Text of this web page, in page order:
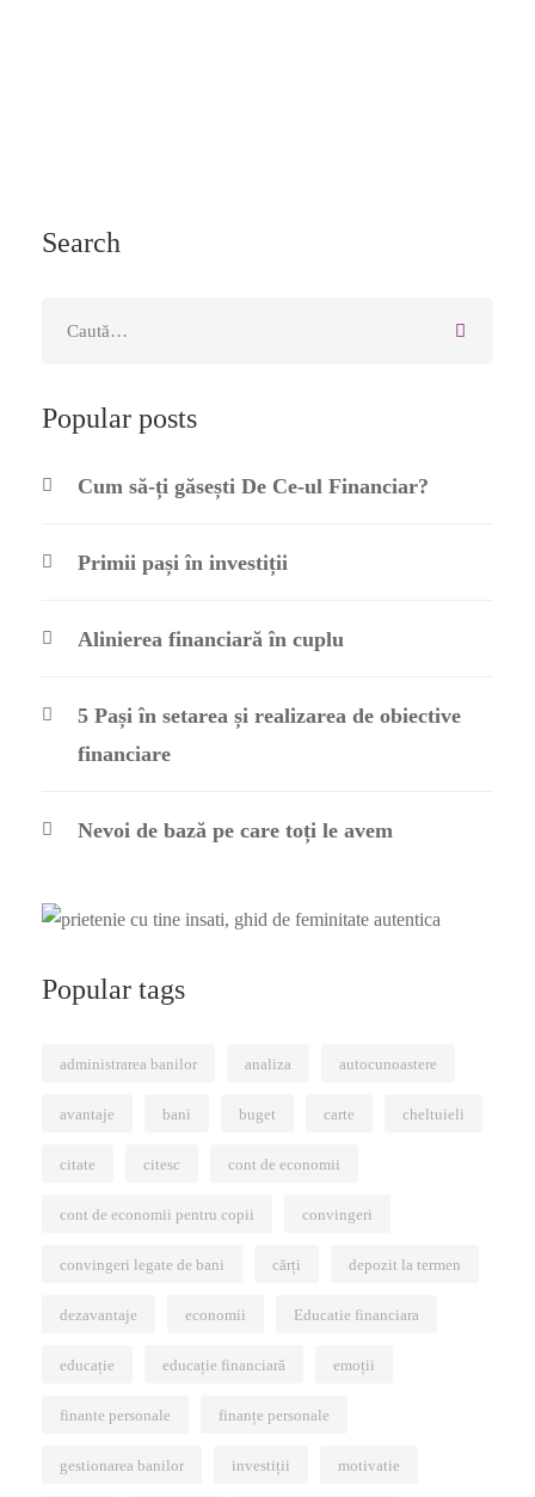
Search
Popular posts
Cum să-ți găsești De Ce-ul Financiar?
Primii pași în investiții
Alinierea financiară în cuplu
5 Pași în setarea și realizarea de obiective
financiare
Nevoi de bază pe care toți le avem
Popular tags
administrarea banilor analiza autocunoastere
avantaje bani buget carte cheltuieli
citate citesc cont de economii
cont de economii pentru copii convingeri
convingeri legate de bani cărți depozit la termen
dezavantaje economii Educatie financiara
educație educație financiară emoții
finante personale finanțe personale
gestionarea banilor investiții motivatie